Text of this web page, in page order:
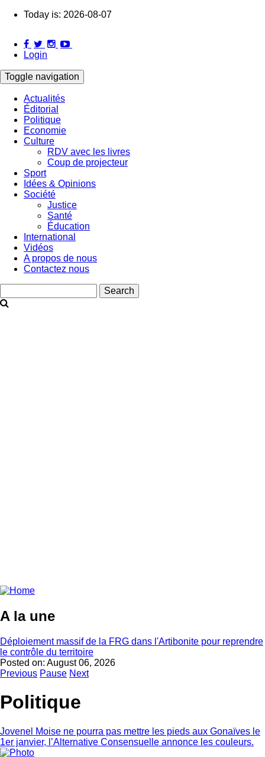
Skip
content
Today is: 2026-08-07
Login
Toggle navigation
Main
navigation
Actualités
Éditorial
Politique
Economie
Culture
RDV avec les livres
Coup de projecteur
Sport
Idées & Opinions
Société
Justice
Santé
Éducation
International
Vidéos
A propos de nous
Contactez nous
A la une
Déploiement massif de la FRG dans l'Artibonite pour reprendre
le contrôle du territoire
Posted on: August 06, 2026
Previous Pause Next
Politique
Jovenel Moise ne pourra pas mettre les pieds aux Gonaïves le
1er janvier, l’Alternative Consensuelle annonce les couleurs.